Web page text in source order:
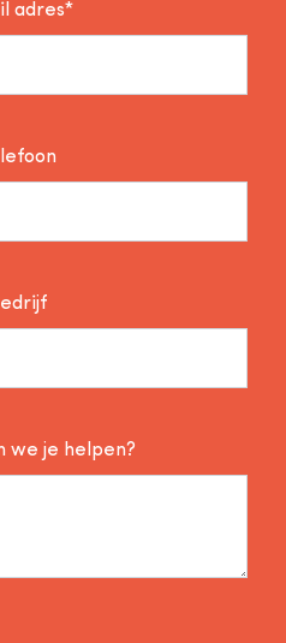
adres*
we je helpen?